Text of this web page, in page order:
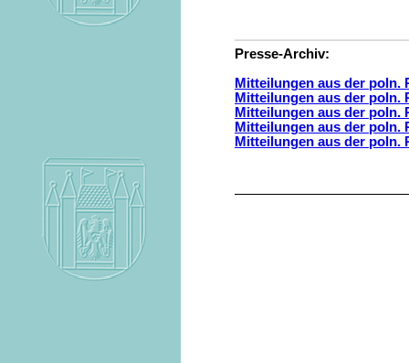
Presse-Archiv:
Mitteilungen aus der poln.
Mitteilungen aus der poln.
Mitteilungen aus der poln.
Mitteilungen aus der poln.
Mitteilungen aus der poln.